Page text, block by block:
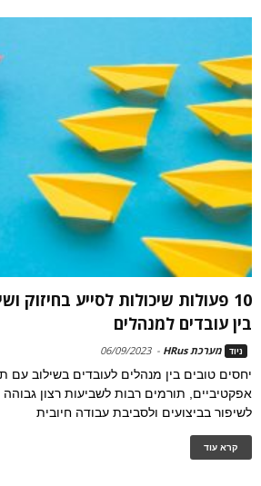
10 פעולות שיכולות לסייע בחיזוק
בין עובדים למנהלים
ניוד מערכת HRus -
06/09/2023
יחסים טובים בין מנהלים לעובדים בשילוב עם
אפקטיביים, תורמים רבות לשביעות רצון גבוהה
לשיפור בביצועים ולסביבת עבודה חיובית
קרא עוד